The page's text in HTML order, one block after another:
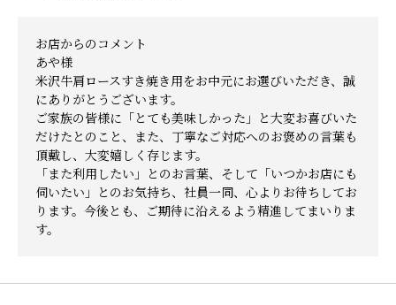
お店からのコメント
あや様
米沢牛肩ロースすき焼き用をお中元にお選びいただき、誠
にありがとうございます。
ご家族の皆様に「とても美味しかった」と大変お喜びいた
だけたとのこと、また、丁寧なご対応へのお褒めの言葉も
頂戴し、大変嬉しく存じます。
「また利用したい」とのお言葉、そして「いつかお店にも
伺いたい」とのお気持ち、社員一同、心よりお待ちしてお
ります。今後とも、ご期待に沿えるよう精進してまいりま
す。